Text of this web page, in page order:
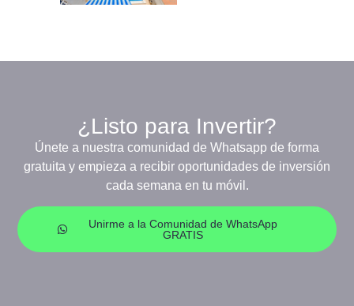
¿Listo para Invertir?
Únete a nuestra comunidad de Whatsapp de forma
gratuita y empieza a recibir oportunidades de inversión
cada semana en tu móvil.
Unirme a la Comunidad de WhatsApp
GRATIS